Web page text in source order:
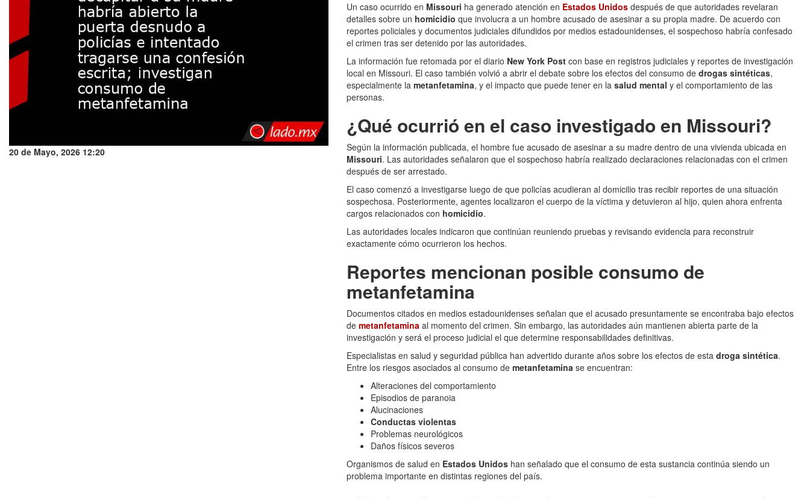
20 de Mayo, 2026 12:20
Un caso ocurrido en Missouri ha generado atención en Estados Unidos después de que autoridades revelaran
detalles sobre un homicidio que involucra a un hombre acusado de asesinar a su propia madre. De acuerdo con
reportes policiales y documentos judiciales difundidos por medios estadounidenses, el sospechoso habría confesado
el crimen tras ser detenido por las autoridades.
La información fue retomada por el diario New York Post con base en registros judiciales y reportes de investigación
local en Missouri. El caso también volvió a abrir el debate sobre los efectos del consumo de drogas sintéticas,
especialmente la metanfetamina, y el impacto que puede tener en la salud mental y el comportamiento de las
personas.
¿Qué ocurrió en el caso investigado en Missouri?
Según la información publicada, el hombre fue acusado de asesinar a su madre dentro de una vivienda ubicada en
Missouri. Las autoridades señalaron que el sospechoso habría realizado declaraciones relacionadas con el crimen
después de ser arrestado.
El caso comenzó a investigarse luego de que policías acudieran al domicilio tras recibir reportes de una situación
sospechosa. Posteriormente, agentes localizaron el cuerpo de la víctima y detuvieron al hijo, quien ahora enfrenta
cargos relacionados con homicidio.
Las autoridades locales indicaron que continúan reuniendo pruebas y revisando evidencia para reconstruir
exactamente cómo ocurrieron los hechos.
Reportes mencionan posible consumo de
metanfetamina
Documentos citados en medios estadounidenses señalan que el acusado presuntamente se encontraba bajo efectos
de metanfetamina al momento del crimen. Sin embargo, las autoridades aún mantienen abierta parte de la
investigación y será el proceso judicial el que determine responsabilidades definitivas.
Especialistas en salud y seguridad pública han advertido durante años sobre los efectos de esta droga sintética.
Entre los riesgos asociados al consumo de metanfetamina se encuentran:
Alteraciones del comportamiento
Episodios de paranoia
Alucinaciones
Conductas violentas
Problemas neurológicos
Daños físicos severos
Organismos de salud en Estados Unidos han señalado que el consumo de esta sustancia continúa siendo un
problema importante en distintas regiones del país.